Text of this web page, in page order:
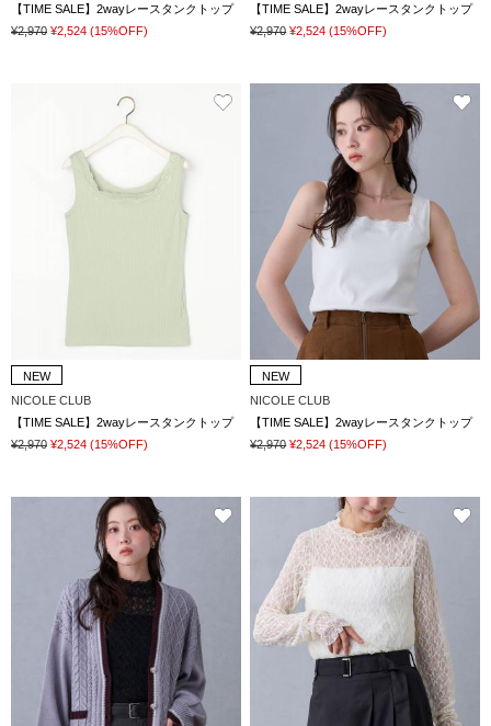
【TIME SALE】2wayレースタンクトップ
¥2,970 ¥2,524 (15%OFF)
【TIME SALE】2wayレースタンクトップ
¥2,970 ¥2,524 (15%OFF)
NEW
NICOLE CLUB
【TIME SALE】2wayレースタンクトップ
¥2,970 ¥2,524 (15%OFF)
NEW
NICOLE CLUB
【TIME SALE】2wayレースタンクトップ
¥2,970 ¥2,524 (15%OFF)